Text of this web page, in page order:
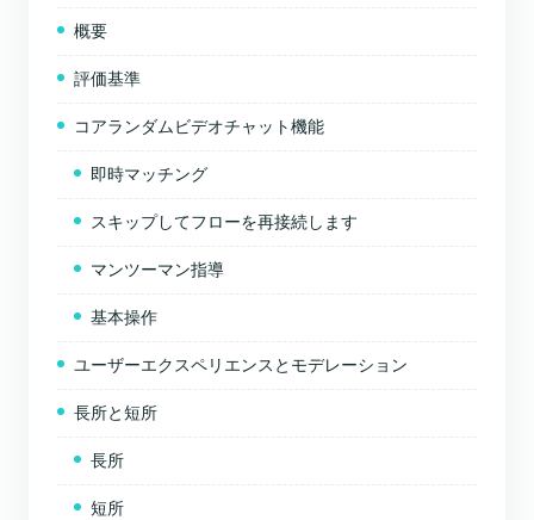
概要
評価基準
コアランダムビデオチャット機能
即時マッチング
スキップしてフローを再接続します
マンツーマン指導
基本操作
ユーザーエクスペリエンスとモデレーション
長所と短所
長所
短所